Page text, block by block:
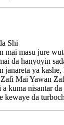
Shi
mai masu jure
da hanyoyin
janareta ya
Mai Yawan
kuma nisantar
da